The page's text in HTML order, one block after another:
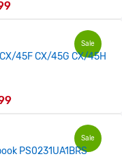
Sale
45F CX/45G CX/45H
Sale
PS0231UA1BRS